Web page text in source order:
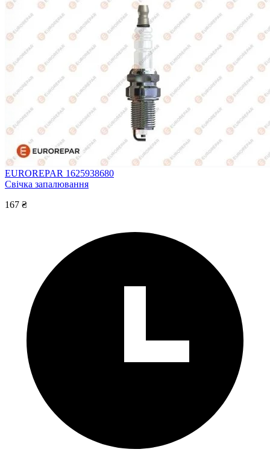
EUROREPAR 1625938680
Свічка запалювання
167 ₴